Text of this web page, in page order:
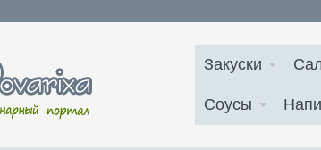
Закуски
Соусы